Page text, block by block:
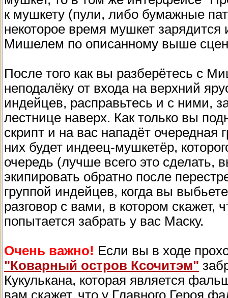
к мушкету (пули, либо бумажные
некоторое время мушкет
Мишелем по описанному выше
После того как вы разберётесь с
неподалёку от входа на верхний
индейцев, расправьтесь и с ними,
лестнице наверх. Как только вы
скрипт и на вас нападёт
них будет индеец-мушкетёр,
очередь (лучше всего это сделать,
экипировать обратно после
группой индейцев, когда вы
разговор с вами, в котором
попытается забрать у вас Маску.
Очень важно! Если вы в ходе
"Коварный остров Ксочитэм"
Кукулькана, которая является
вам скажет, что у Главного Героя